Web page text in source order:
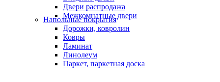
Двери распродажа
Межкомнатные двери
Напольные покрытия
Дорожки, ковролин
Ковры
Ламинат
Линолеум
Паркет, паркетная доска